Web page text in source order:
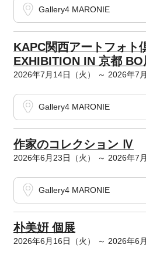
Gallery4 MARONIE
KAPC関西アートフォト
EXHIBITION IN 京都 BO
2026年7月14日（火） ～ 2026年7
Gallery4 MARONIE
作家のコレクション Ⅳ
2026年6月23日（火） ～ 2026年7
Gallery4 MARONIE
朴美姸 個展
2026年6月16日（火） ～ 2026年6